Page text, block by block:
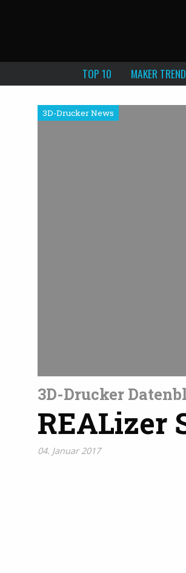
TOP 10 MAKER
3D-Drucker News
3D-Drucker
REALizer
04. Januar 2017